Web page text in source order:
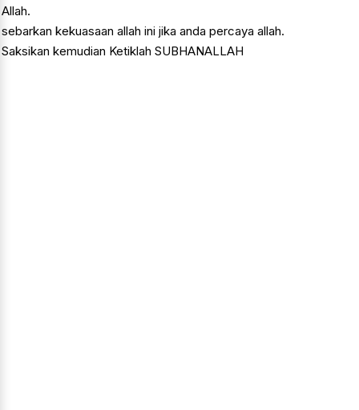
Allah.
sebarkan kekuasaan allah ini jika anda percaya allah.
Saksikan kemudian Ketiklah SUBHANALLAH